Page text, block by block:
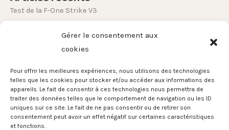
Gérer le consentement aux
cookies
Pour offrir les meilleures expériences, nous utilisons des technologies
telles que les cookies pour stocker et/ou accéder aux informations des
appareils. Le fait de consentir à ces technologies nous permettra de
traiter des données telles que le comportement de navigation ou les ID
uniques sur ce site. Le fait de ne pas consentir ou de retirer son
consentement peut avoir un effet négatif sur certaines caractéristiques
et fonctions.
Test de la F-One Strike V3
Test de la board Softech Bomber
Evenements Foil Kitesurf Stand Up Paddle Surf Windsurf